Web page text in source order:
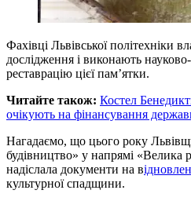
Фахівці Львівської політехніки
дослідження і виконають
реставрацію цієї пам’ятки.
Читайте також: Костел
очікують на фінансування
Нагадаємо, що цього року
будівництво» у напрямі «Велика
надіслала документи на в
культурної спадщини.